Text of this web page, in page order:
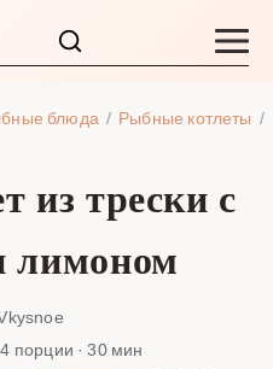
блюда Рыбные котлеты
из трески с
лимоном
порции · 30 мин